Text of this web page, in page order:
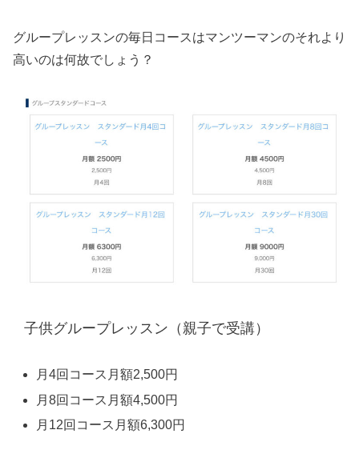
グループレッスンの毎日コースはマンツーマンのそれより
高いのは何故でしょう？
子供グループレッスン（親子で受講）
月4回コース月額2,500円
月8回コース月額4,500円
月12回コース月額6,300円